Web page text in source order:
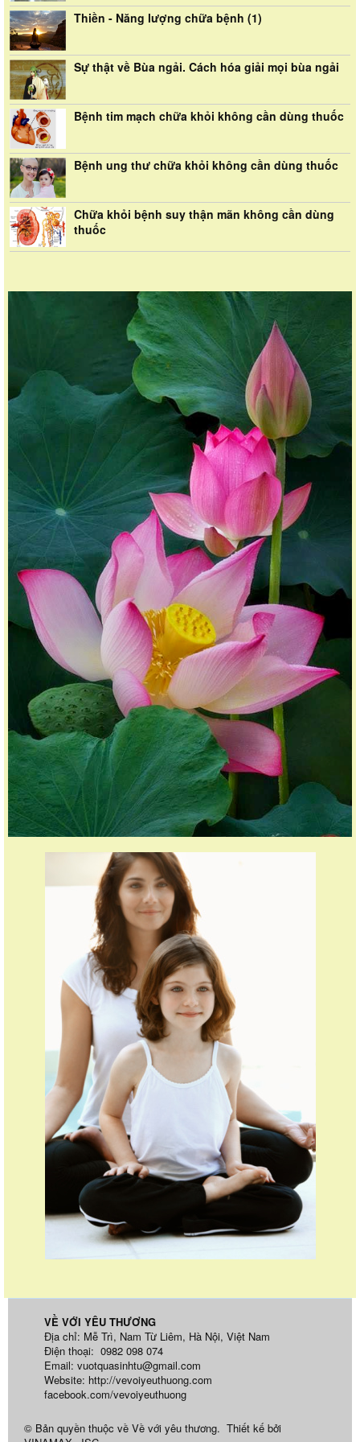
Thiền - Năng lượng chữa bệnh (1)
Sự thật về Bùa ngải. Cách hóa giải mọi bùa ngải
Bệnh tim mạch chữa khỏi không cần dùng thuốc
Bệnh ung thư chữa khỏi không cần dùng thuốc
Chữa khỏi bệnh suy thận mãn không cần dùng
thuốc
VỀ VỚI YÊU THƯƠNG
Địa chỉ: Mễ Trì, Nam Từ Liêm, Hà Nội, Việt Nam
Điện thoại: 0982 098 074
Email: vuotquasinhtu@gmail.com
Website: http://vevoiyeuthuong.com
facebook.com/vevoiyeuthuong
© Bản quyền thuộc về Về với yêu thương. Thiết kế bởi